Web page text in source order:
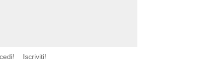
Iscriviti!